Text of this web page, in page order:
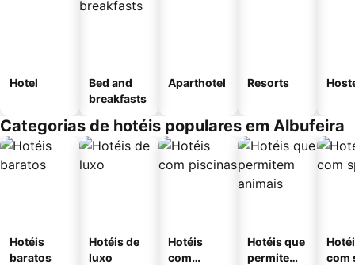
Hotel
Bed and
breakfasts
Aparthotel Resorts
Categorias de hotéis populares em Albufeira
Hotéis
baratos
Hotéis de
luxo
Hotéis
com
Hotéis que
permitem
com